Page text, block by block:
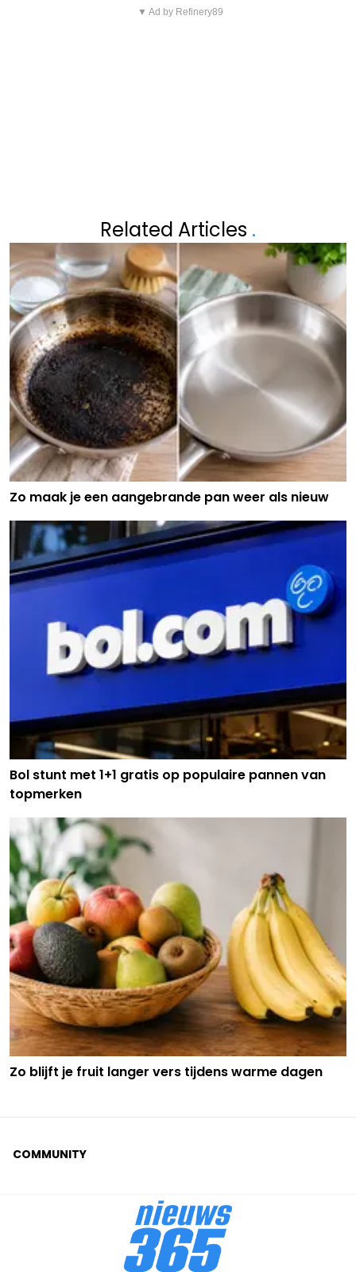
WAAROM EEN AIRCO DEZE
▼ Ad by Refinery89
Related Articles .
Zo maak je een aangebrande pan weer als nieuw
Bol stunt met 1+1 gratis op populaire pannen van
topmerken
Zo blijft je fruit langer vers tijdens warme dagen
COMMUNITY